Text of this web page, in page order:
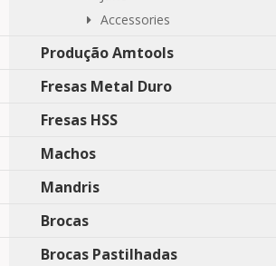
Accessories
Produção Amtools
Fresas Metal Duro
Fresas HSS
Machos
Mandris
Brocas
Brocas Pastilhadas